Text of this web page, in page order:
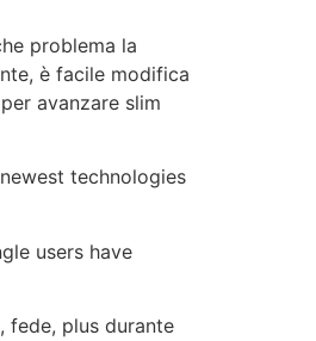
problema la
è facile modifica
avanzare slim
technologies
users have
fede, plus durante